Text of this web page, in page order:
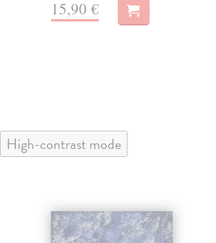
15,90 €
High-contrast mode